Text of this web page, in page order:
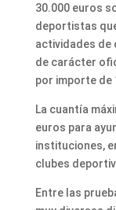
30.000 euros
deportistas
actividades de
de carácter
por importe de
La cuantía
euros para
instituciones,
clubes
Entre las